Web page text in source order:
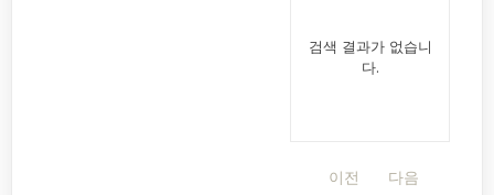
검색 결과가 없습니
다.
이전 다음